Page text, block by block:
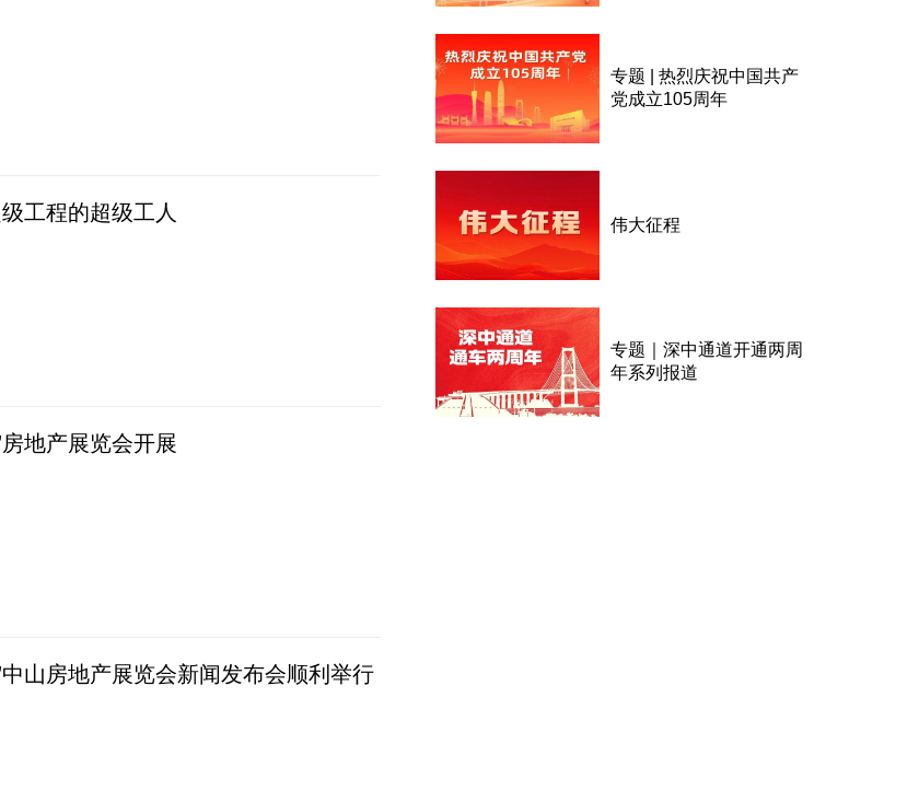
工程的超级工人
地产展览会开展
山房地产展览会新闻发布会顺利举行
专题 | 热烈庆祝中国共产
党成立105周年
伟大征程
专题｜深中通道开通两周
年系列报道